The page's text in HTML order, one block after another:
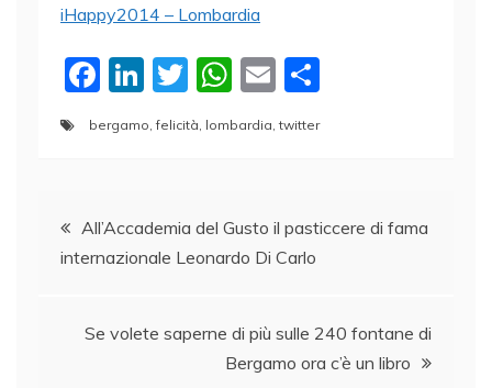
iHappy2014 – Lombardia
F
c
b
o
k
Li
n
k
dI
n
T
w
itt
W
A
p
E
m
vi
bergamo,felicità, lombardia,twitter
Navigazione
articoli
All’Accademia del Gusto il pasticcere di fama
internazionale Leonardo Di Carlo
Se volete saperne di più sulle 240 fontane di
Bergamo ora c’è un libro